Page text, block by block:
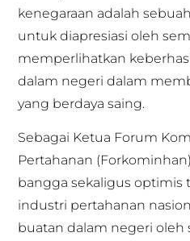
kenegaraan adalah
untuk diapresiasi oleh
memperlihatkan
dalam negeri dalam
yang berdaya saing.
Sebagai Ketua Forum
Pertahanan
bangga sekaligus optimis
industri pertahanan
buatan dalam negeri oleh